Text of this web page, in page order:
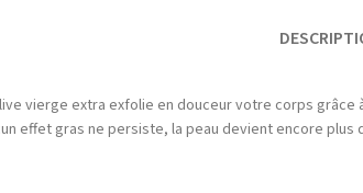
vierge extra exfolie en douceur votre corps
effet gras ne persiste, la peau devient encore plus